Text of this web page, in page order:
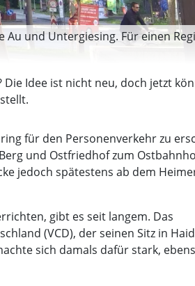
und Untergiesing. Für einen
Idee ist nicht neu, doch jetzt
für den Personenverkehr zu
und Ostfriedhof zum
jedoch spätestens ab dem
gibt es seit langem. Das
(VCD), der seinen Sitz in
sich damals dafür stark,